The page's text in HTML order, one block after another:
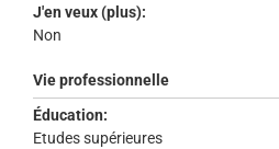
J'en veux (plus):
Non
Vie professionnelle
Éducation:
Etudes supérieures